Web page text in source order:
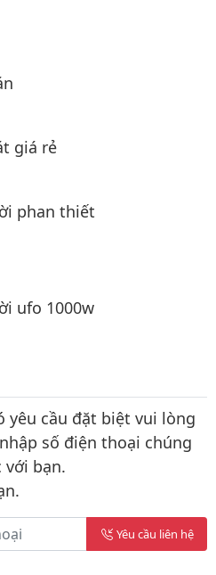
giá rẻ
phan thiết
ufo 1000w
yêu cầu đặt biệt vui lòng
số điện thoại chúng
với bạn.
Yêu cầu liên hệ